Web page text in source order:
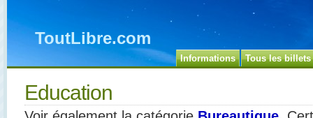
ToutLibre.com
Informations Tous les billets
Education